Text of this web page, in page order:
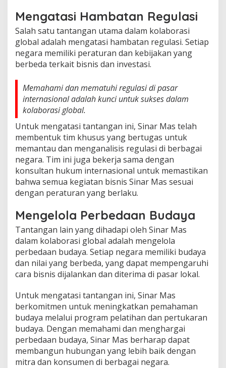
Mengatasi Hambatan Regulasi
Salah satu tantangan utama dalam kolaborasi
global adalah mengatasi hambatan regulasi. Setiap
negara memiliki peraturan dan kebijakan yang
berbeda terkait bisnis dan investasi.
Memahami dan mematuhi regulasi di pasar
internasional adalah kunci untuk sukses dalam
kolaborasi global.
Untuk mengatasi tantangan ini, Sinar Mas telah
membentuk tim khusus yang bertugas untuk
memantau dan menganalisis regulasi di berbagai
negara. Tim ini juga bekerja sama dengan
konsultan hukum internasional untuk memastikan
bahwa semua kegiatan bisnis Sinar Mas sesuai
dengan peraturan yang berlaku.
Mengelola Perbedaan Budaya
Tantangan lain yang dihadapi oleh Sinar Mas
dalam kolaborasi global adalah mengelola
perbedaan budaya. Setiap negara memiliki budaya
dan nilai yang berbeda, yang dapat mempengaruhi
cara bisnis dijalankan dan diterima di pasar lokal.
Untuk mengatasi tantangan ini, Sinar Mas
berkomitmen untuk meningkatkan pemahaman
budaya melalui program pelatihan dan pertukaran
budaya. Dengan memahami dan menghargai
perbedaan budaya, Sinar Mas berharap dapat
membangun hubungan yang lebih baik dengan
mitra dan konsumen di berbagai negara.